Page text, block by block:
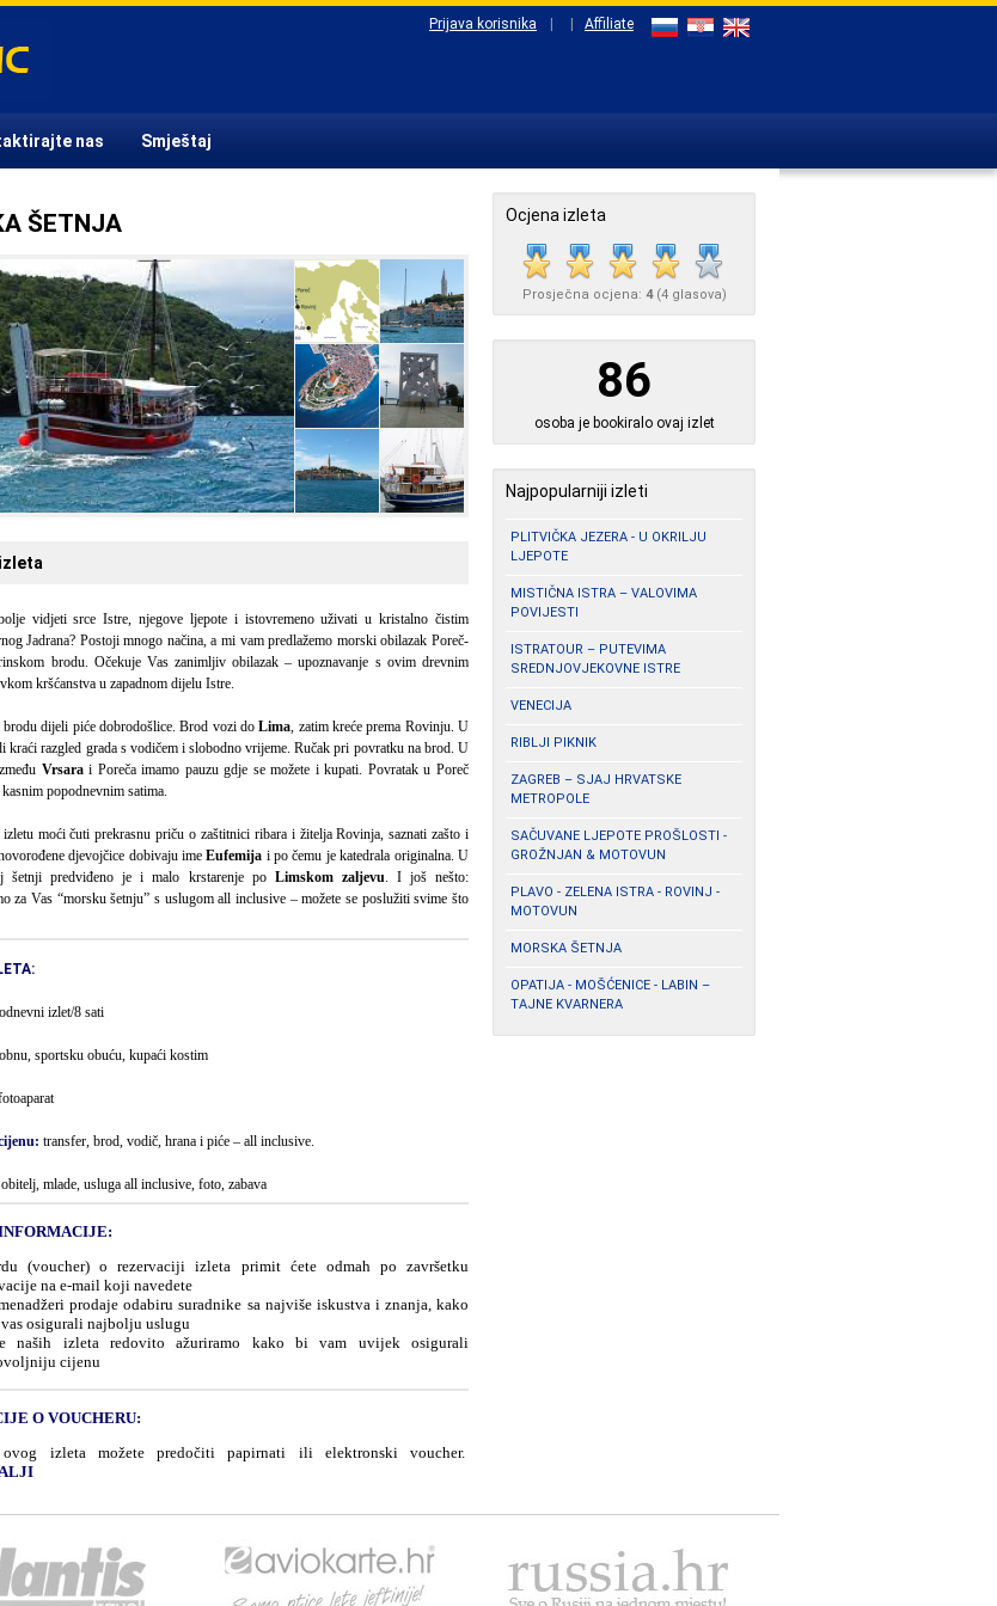
Prijava korisnika Affiliate
nas Smještaj
ŠETNJA
vidjeti srce Istre, njegove ljepote i istovremeno uživati u kristalno čistim
Jadrana? Postoji mnogo načina, a mi vam predlažemo morski obilazak Poreč-
brodu. Očekuje Vas zanimljiv obilazak – upoznavanje s ovim drevnim
kršćanstva u zapadnom dijelu Istre.
brodu dijeli piće dobrodošlice. Brod vozi doLima, zatim kreće prema Rovinju. U
kraći razgled grada s vodičem i slobodno vrijeme. Ručak pri povratku na brod. U
Vrsarai Poreča imamo pauzu gdje se možete i kupati. Povratak u Poreč
popodnevnim satima.
moći čuti prekrasnu priču o zaštitnici ribara i žitelja Rovinja, saznati zašto i
djevojčice dobivaju imeEufemija i po čemu je katedrala originalna. U
šetnji predviđeno je i malo krstarenje po Limskom zaljevu. I još nešto:
za Vas “morsku šetnju” s uslugom all inclusive – možete se poslužiti svime što
izlet/8 sati
sportsku obuću, kupaći kostim
transfer, brod, vodič, hrana i piće – all inclusive.
obitelj, mlade, usluga all inclusive, foto, zabava
(voucher) o rezervaciji izleta primit ćete odmah po završetku
na e-mail koji navedete
prodaje odabiru suradnike sa najviše iskustva i znanja, kako
osigurali najbolju uslugu
naših izleta redovito ažuriramo kako bi vam uvijek osigurali
cijenu
O VOUCHERU:
izleta možete predočiti papirnati ili elektronski voucher.
Ocjena izleta
Prosječna ocjena: 4(4glasova)
86
osoba je bookiralo ovaj izlet
Najpopularniji izleti
PLITVIČKA JEZERA - U OKRILJU
LJEPOTE
MISTIČNA ISTRA – VALOVIMA
POVIJESTI
ISTRATOUR – PUTEVIMA
SREDNJOVJEKOVNE ISTRE
VENECIJA
RIBLJI PIKNIK
ZAGREB – SJAJ HRVATSKE
METROPOLE
SAČUVANE LJEPOTE PROŠLOSTI -
GROŽNJAN & MOTOVUN
PLAVO - ZELENA ISTRA - ROVINJ -
MOTOVUN
MORSKA ŠETNJA
OPATIJA - MOŠĆENICE - LABIN –
TAJNE KVARNERA